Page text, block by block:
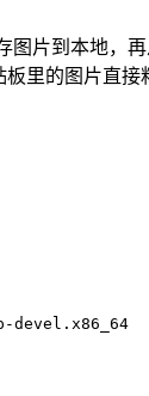
图片到本地，
里的图片直接
devel.x86_64